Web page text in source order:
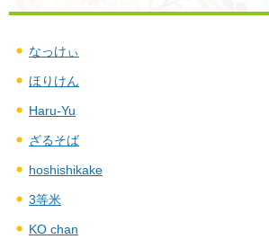
なっけぃ
ほりけん
Haru-Yu
ざるそば
hoshishikake
3等米
KO chan